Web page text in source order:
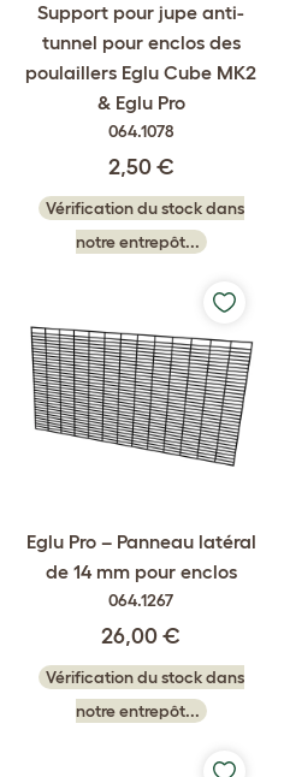
Support pour jupe anti-
tunnel pour enclos des
poulaillers Eglu Cube MK2
& Eglu Pro
064.1078
2,50 €
Vérification du stock dans
notre entrepôt...
Eglu Pro – Panneau latéral
de 14 mm pour enclos
064.1267
26,00 €
Vérification du stock dans
notre entrepôt...